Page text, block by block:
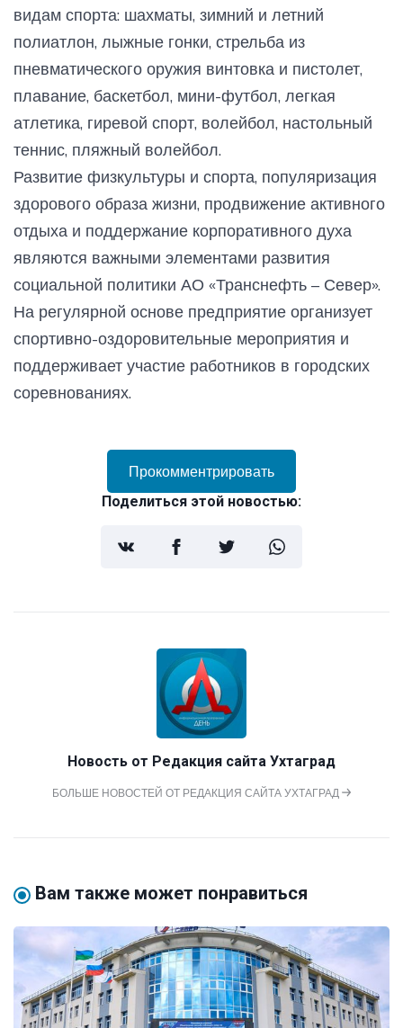
видам спорта: шахматы, зимний и летний
полиатлон, лыжные гонки, стрельба из
пневматического оружия винтовка и пистолет,
плавание, баскетбол, мини-футбол, легкая
атлетика, гиревой спорт, волейбол, настольный
теннис, пляжный волейбол.
Развитие физкультуры и спорта, популяризация
здорового образа жизни, продвижение активного
отдыха и поддержание корпоративного духа
являются важными элементами развития
социальной политики АО «Транснефть – Север».
На регулярной основе предприятие организует
спортивно-оздоровительные мероприятия и
поддерживает участие работников в городских
соревнованиях.
Прокомментрировать
Поделиться этой новостью:
Новость от Редакция сайта Ухтаград
БОЛЬШЕ НОВОСТЕЙ ОТ РЕДАКЦИЯ САЙТА УХТАГРАД
Вам также может понравиться